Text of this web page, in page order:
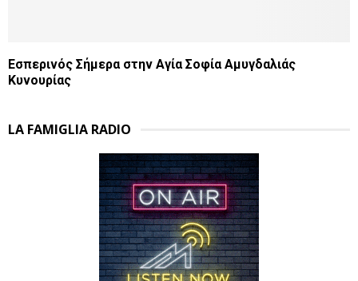
Εσπερινός Σήμερα στην Αγία Σοφία Αμυγδαλιάς
Κυνουρίας
LA FAMIGLIA RADIO